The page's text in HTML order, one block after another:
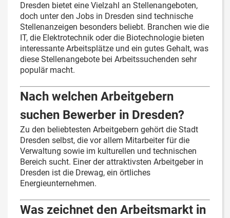
Dresden bietet eine Vielzahl an Stellenangeboten,
doch unter den Jobs in Dresden sind technische
Stellenanzeigen besonders beliebt. Branchen wie die
IT, die Elektrotechnik oder die Biotechnologie bieten
interessante Arbeitsplätze und ein gutes Gehalt, was
diese Stellenangebote bei Arbeitssuchenden sehr
populär macht.
Nach welchen Arbeitgebern
suchen Bewerber in Dresden?
Zu den beliebtesten Arbeitgebern gehört die Stadt
Dresden selbst, die vor allem Mitarbeiter für die
Verwaltung sowie im kulturellen und technischen
Bereich sucht. Einer der attraktivsten Arbeitgeber in
Dresden ist die Drewag, ein örtliches
Energieunternehmen.
Was zeichnet den Arbeitsmarkt in